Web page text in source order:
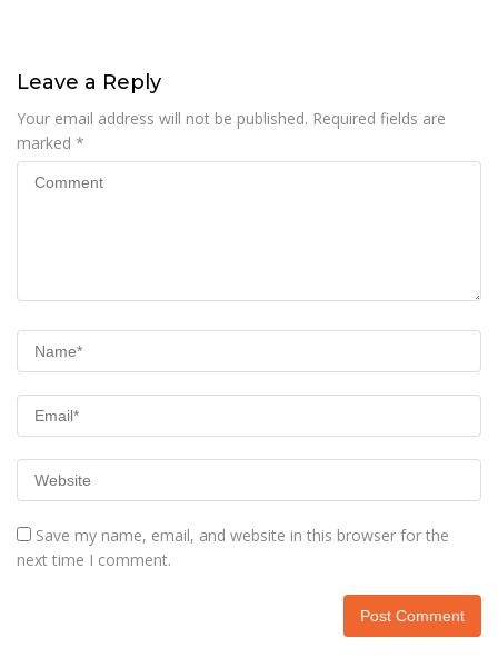
Leave a Reply
Your email address will not be published. Required fields are
marked *
Save my name, email, and website in this browser for the
next time I comment.